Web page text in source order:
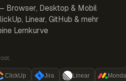
Browser, Desktop & Mobil
Linear, GitHub & mehr
Lernkurve
ClickUp Jira Linear